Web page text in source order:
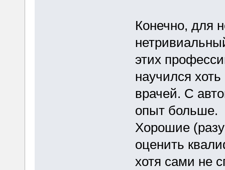
Конечно, для
этих
научился
врачей. С
опыт больше.
Хорошие
оценить
хотя сами не